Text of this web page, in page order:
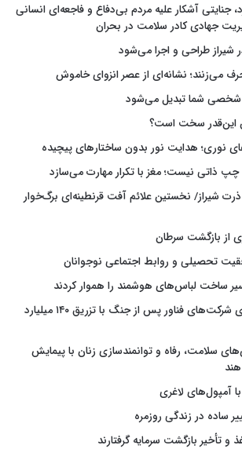
جنایتی آشکار علیه مردم بی‌دفاع و فاجعه‌ای انسانی
جهادی کادر سلامت در بحران
شیراز طراحی و اجرا می‌شود
می‌زنند؛ نشانه‌ای از عصر انزوای خاموش
شخصی شما تبدیل می‌شود
این‌قدر سخت است؟
نوری؛ هدایت نور بدون ساختارهای پیچیده
ذاتی نیست؛ مغز با تکرار مهارت می‌سازد
شیراز/ نخستین علائم آفت قرنطینه‌ای برگ‌خوار
از بازگشت سرطان
تحصیلی و روابط اجتماعی نوجوانان
ساخت لباس‌های هوشمند را هموار کردند
مهار موج تعدیل نیروی شرکت‌های فناور پس از جنگ با تزریق ۱۴۰ میلیارد
سلامت، رفاه و توانمندسازی زنان با پیمایش
آمپول‌های لاغری
ساده در زندگی روزمره
و تأخیر بازگشت سرمایه گرفتارند